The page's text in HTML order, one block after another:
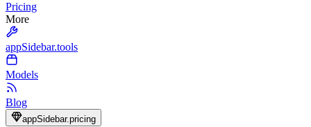
Pricing
More
appSidebar.tools
Models
Blog
appSidebar.pricing